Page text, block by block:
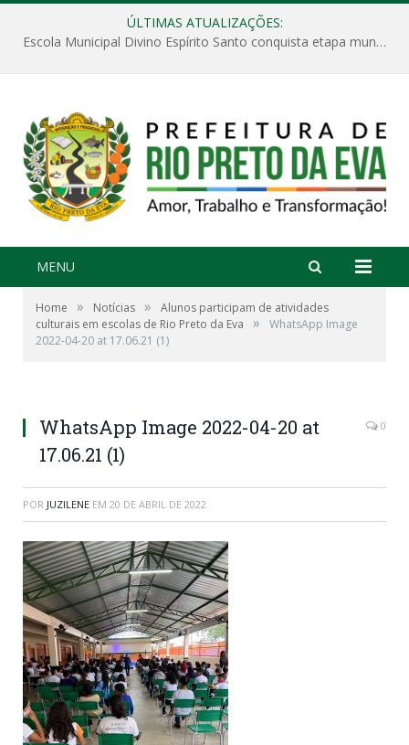
ÚLTIMAS ATUALIZAÇÕES:
Escola Municipal Divino Espírito Santo conquista etapa municipal da V Feira Amazonense de Matemática
MENU
Home » Notícias »
Alunos participam de atividades
culturais em escolas de Rio Preto da Eva
»
WhatsApp Image
2022-04-20 at 17.06.21 (1)
WhatsApp Image 2022-04-20 at
17.06.21 (1)
0
POR JUZILENE EM 20 DE ABRIL DE 2022